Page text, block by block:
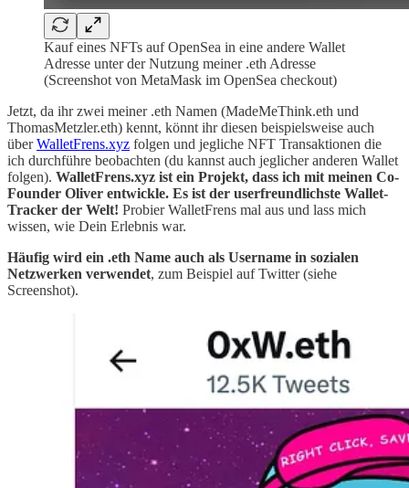
Kauf eines NFTs auf OpenSea in eine andere Wallet
Adresse unter der Nutzung meiner .eth Adresse
(Screenshot von MetaMask im OpenSea checkout)
Jetzt, da ihr zwei meiner .eth Namen (MadeMeThink.eth und
ThomasMetzler.eth) kennt, könnt ihr diesen beispielsweise auch
überWalletFrens.xyz folgen und jegliche NFT Transaktionen die
ich durchführe beobachten (du kannst auch jeglicher anderen Wallet
folgen). WalletFrens.xyz ist ein Projekt, dass ich mit meinen Co-
Founder Oliver entwickle. Es ist der userfreundlichste Wallet-
Tracker der Welt! Probier WalletFrens mal aus und lass mich
wissen, wie Dein Erlebnis war.
Häufig wird ein .eth Name auch als Username in sozialen
Netzwerken verwendet, zum Beispiel auf Twitter (siehe
Screenshot).